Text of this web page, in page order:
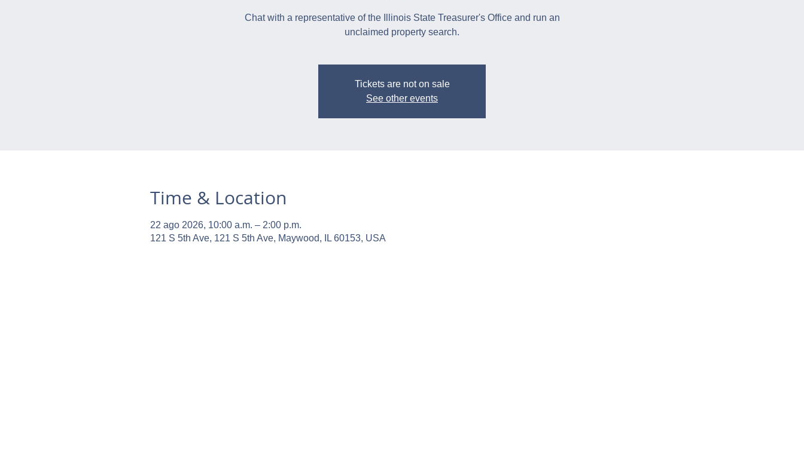
Chat with a representative of the Illinois State Treasurer's Office and run an
unclaimed property search.
Tickets are not on sale
See other events
Time & Location
22 ago 2026, 10:00 a.m. – 2:00 p.m.
121 S 5th Ave, 121 S 5th Ave, Maywood, IL 60153, USA